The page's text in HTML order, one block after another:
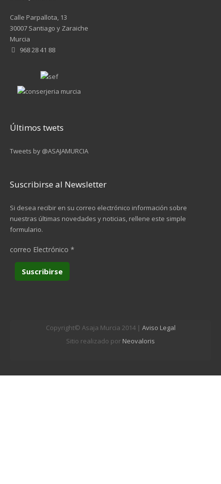
Calle Parpallota, 13
30007 Santiago y Zaraiche
Murcia
968 28 41 88
Últimos twets
Tweets by @ASAJAMURCIA
Suscribirse al Newsletter
Si desea recibir en su correo electrónico información sobre
nuestras últimas novedades y noticias, rellene este simple
formulario.
correo Electrónico *
Copyright© Asaja Murcia 2014 | Aviso Legal
Sitio realizado por Neovaloris